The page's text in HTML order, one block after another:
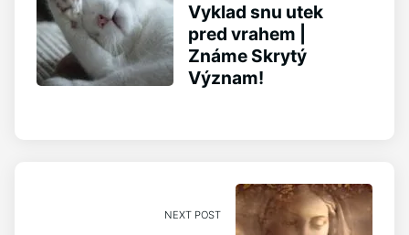
Vyklad snu utek
pred vrahem |
Známe Skrytý
Význam!
NEXT POST